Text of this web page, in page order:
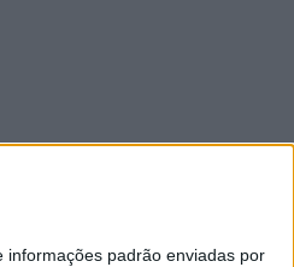
informações padrão enviadas por